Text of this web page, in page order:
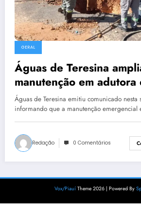
GERAL
Águas de Teresina
manutenção em adutora
abastecimento será
Águas de Teresina emitiu comunicado nesta
informando que a manutenção
Redação 0 Comentários
Vox/Piauí Theme 2026 | Powered By